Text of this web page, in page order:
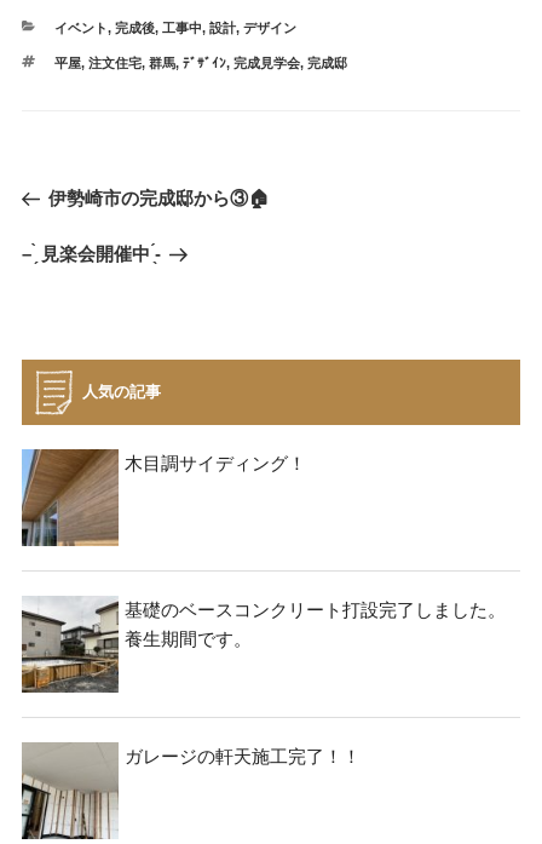
カ
ゴ
イベント,完成後, 工事中,設計,デザイン
タ
平屋,注文住宅,群馬,ﾃﾞｻﾞｲﾝ,完成見学会,完成邸
ナ
シ
ョ
ン
過
の
伊勢崎市の完成邸から③🏠
次
– ̗̀ 見楽会開催中 ̖́-‬
人気の記事
木目調サイディング！
基礎のベースコンクリート打設完了しました。
養生期間です。
ガレージの軒天施工完了！！